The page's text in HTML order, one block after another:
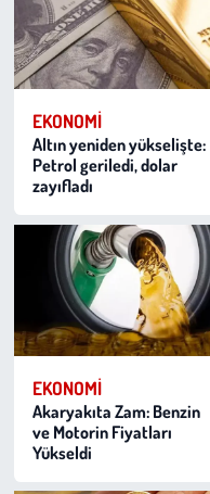
EKONOMI
Altın yeniden yükselişte:
Petrol geriledi, dolar
zayıfladı
EKONOMI
Akaryakıta Zam: Benzin
ve Motorin Fiyatları
Yükseldi